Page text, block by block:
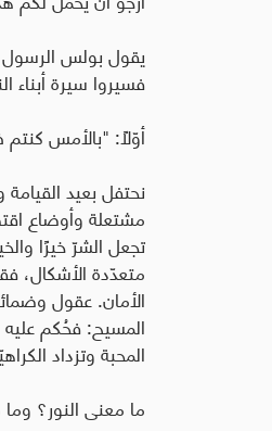
يقول بولس
فسيروا سيرة أبناء
أوّلاً: "بالأمس
نحتفل بعيد
مشتعلة وأوضاع
متعدّدة الأشكال،
الأمان. عقول
المسيح: فحُكم عليه
المحبة وتزداد
ما معنى النور؟